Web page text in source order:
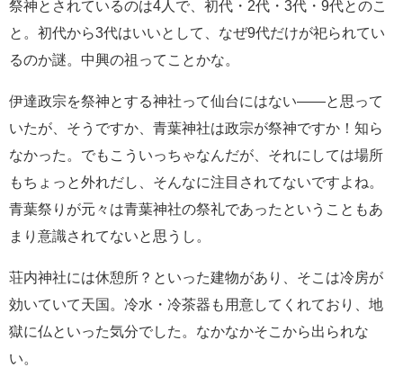
祭神とされているのは4人で、初代・2代・3代・9代とのこ
と。初代から3代はいいとして、なぜ9代だけが祀られてい
るのか謎。中興の祖ってことかな。
伊達政宗を祭神とする神社って仙台にはない――と思って
いたが、そうですか、青葉神社は政宗が祭神ですか！知ら
なかった。でもこういっちゃなんだが、それにしては場所
もちょっと外れだし、そんなに注目されてないですよね。
青葉祭りが元々は青葉神社の祭礼であったということもあ
まり意識されてないと思うし。
荘内神社には休憩所？といった建物があり、そこは冷房が
効いていて天国。冷水・冷茶器も用意してくれており、地
獄に仏といった気分でした。なかなかそこから出られな
い。